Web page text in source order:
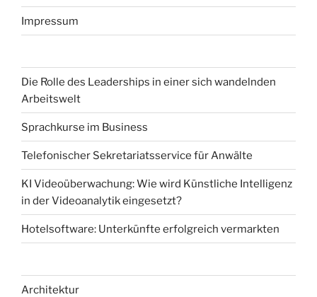
Impressum
Die Rolle des Leaderships in einer sich wandelnden
Arbeitswelt
Sprachkurse im Business
Telefonischer Sekretariatsservice für Anwälte
KI Videoüberwachung: Wie wird Künstliche Intelligenz
in der Videoanalytik eingesetzt?
Hotelsoftware: Unterkünfte erfolgreich vermarkten
Architektur